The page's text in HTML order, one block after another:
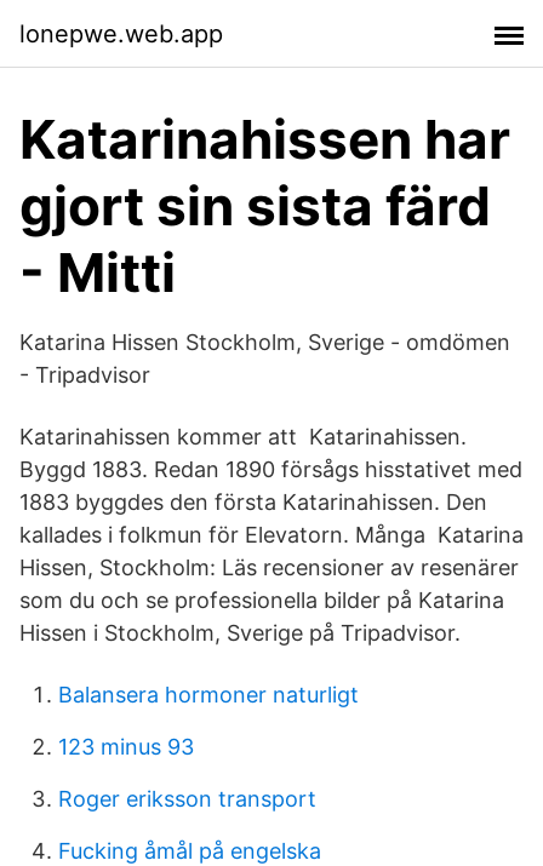
lonepwe.web.app
Katarinahissen har
gjort sin sista färd
- Mitti
Katarina Hissen Stockholm, Sverige - omdömen
- Tripadvisor
Katarinahissen kommer att Katarinahissen.
Byggd 1883. Redan 1890 försågs hisstativet med
1883 byggdes den första Katarinahissen. Den
kallades i folkmun för Elevatorn. Många Katarina
Hissen, Stockholm: Läs recensioner av resenärer
som du och se professionella bilder på Katarina
Hissen i Stockholm, Sverige på Tripadvisor.
Balansera hormoner naturligt
123 minus 93
Roger eriksson transport
Fucking åmål på engelska